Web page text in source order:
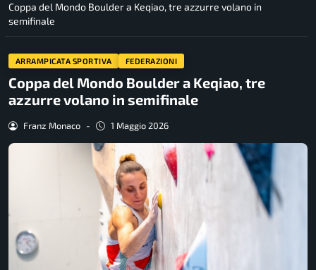
Coppa del Mondo Boulder a Keqiao, tre azzurre volano in
semifinale
ARRAMPICATA SPORTIVA FEDERAZIONI
Coppa del Mondo Boulder a Keqiao, tre
azzurre volano in semifinale
Franz Monaco - 1 Maggio 2026